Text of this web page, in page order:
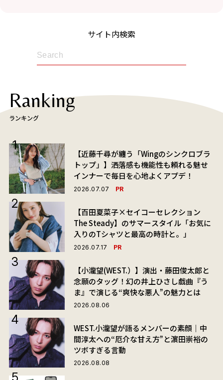
サイト内検索
Ranking
ランキング
【近藤千尋が纏う「Wingのシンクロブラ
トップ」】洒落感も機能性も頼れる魅せ
インナーで毎日を心地よくアプデ！
2026.07.07 PR
【百田夏菜子×セイコーセレクション
The Steady】のサマースタイル「お気に
入りのTシャツと最高の時計と。」
2026.07.17 PR
【小瀧望(WEST.）】演出・藤田俊太郎と
念願のタッグ！幻の井上ひさし戯曲『う
ま』で演じる“爽快な悪人”の魅力とは
2026.08.06
WEST.小瀧望が語るメンバーの素顔｜中
間淳太への“厄介な甘え方”と濵田崇裕の
ツボすぎる言動
2026.08.08